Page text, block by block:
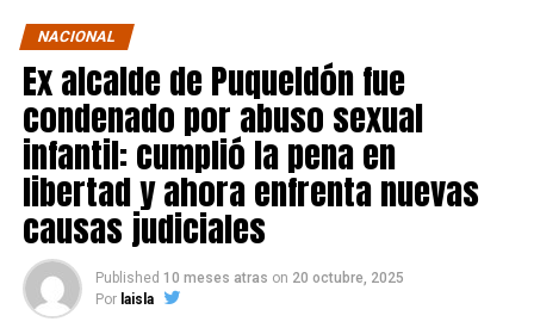
NACIONAL
Ex alcalde de Puqueldón fue
condenado por abuso sexual
infantil: cumplió la pena en
libertad y ahora enfrenta nuevas
causas judiciales
Published 10 meses atras on 20 octubre, 2025
Por laisla